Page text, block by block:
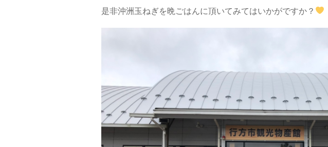
是非沖洲玉ねぎを晩ごはんに頂いてみてはいかがですか？